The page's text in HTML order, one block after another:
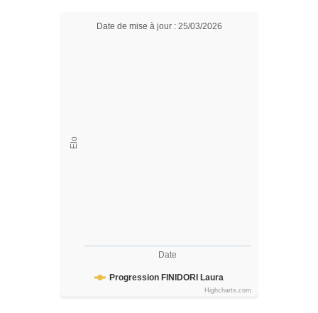
Date
Elo
Date de mise à jour : 25/03/2026
Progression FINIDORI Laura
Highcharts.com